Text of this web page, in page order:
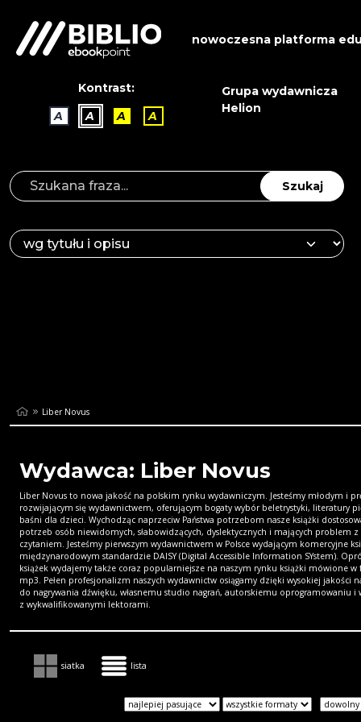
nowoczesna platforma
Kontrast:
A
A A A
Grupa wydawnicza
Helion
Szukaj
Liber Novus
Wydawca: Liber Novus
Liber Novus to nowa jakość na polskim rynku wydawniczym. Jesteśmy młodym i
rozwijającym się wydawnictwem, oferującym bogaty wybór beletrystyki, literatury
baśni dla dzieci. Wychodząc naprzeciw Państwa potrzebom nasze książki
potrzeb osób niewidomych, słabowidzących, dyslektycznych i mających problem z
czytaniem. Jesteśmy pierwszym wydawnictwem w Polsce wydającym komercyjne
międzynarodowym standardzie DAISY (Digital Accessible Information SYstem).
książek wydajemy także coraz popularniejsze na naszym rynku książki mówione w
mp3. Pełen profesjonalizm naszych wydawnictw osiągamy dzięki wysokiej jakości
do nagrywania dźwięku, własnemu studio nagrań, autorskiemu oprogramowaniu i
z wykwalifikowanymi lektorami.
siatka lista